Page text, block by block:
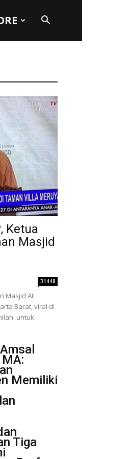
Ketua
Masjid
31448
Masjid At
Barat, viral di
untuk
Memiliki
Tiga